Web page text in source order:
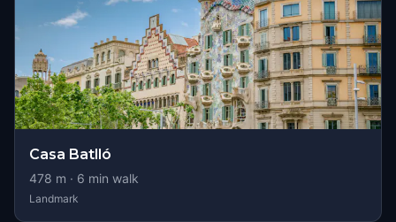
Casa Batlló
478 m · 6 min walk
Landmark